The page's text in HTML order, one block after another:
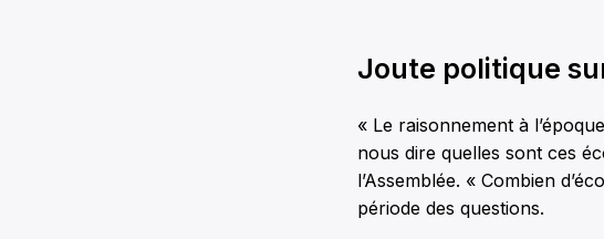
Joute politique
« Le raisonnement à
nous dire quelles sont ces
l’Assemblée. « Combien
période des questions.